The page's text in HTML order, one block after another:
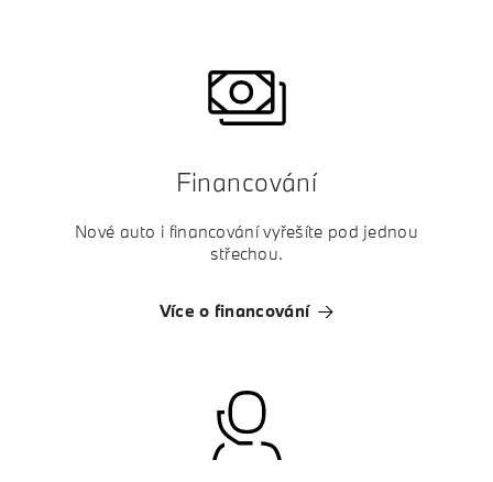
Financování
Nové auto i financování vyřešíte pod jednou
střechou.
Více o financování